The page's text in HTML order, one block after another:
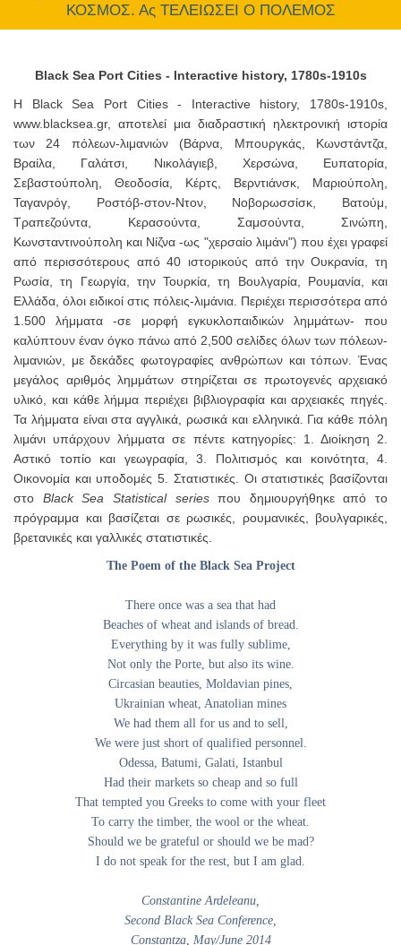
ΚΟΣΜΟΣ. Ας ΤΕΛΕΙΩΣΕΙ Ο ΠΟΛΕΜΟΣ
Black Sea Port Cities - Interactive history, 1780s-1910s
Η Black Sea Port Cities - Interactive history, 1780s-1910s,
www.blacksea.gr, αποτελεί μια διαδραστική ηλεκτρονική ιστορία
των 24 πόλεων-λιμανιών (Bάρνα, Μπουργκάς, Κωνστάντζα,
Βραίλα, Γαλάτσι, Νικολάγιεβ, Χερσώνα, Ευπατορία,
Σεβαστούπολη, Θεοδοσία, Κέρτς, Βερντιάνσκ, Μαριούπολη,
Ταγανρόγ, Ροστόβ-στον-Ντον, Νοβορωσσίσκ, Βατούμ,
Τραπεζούντα, Κερασούντα, Σαμσούντα, Σινώπη,
Κωνσταντινούπολη και Νίζνα -ως "χερσαίο λιμάνι") που έχει γραφεί
από περισσότερους από 40 ιστορικούς από την Ουκρανία, τη
Ρωσία, τη Γεωργία, την Τουρκία, τη Βουλγαρία, Ρουμανία, και
Ελλάδα, όλοι ειδικοί στις πόλεις-λιμάνια. Περιέχει περισσότερα από
1.500 λήμματα -σε μορφή εγκυκλοπαιδικών λημμάτων- που
καλύπτουν έναν όγκο πάνω από 2,500 σελίδες όλων των πόλεων-
λιμανιών, με δεκάδες φωτογραφίες ανθρώπων και τόπων. Ένας
μεγάλος αριθμός λημμάτων στηρίζεται σε πρωτογενές αρχειακό
υλικό, και κάθε λήμμα περιέχει βιβλιογραφία και αρχειακές πηγές.
Τα λήμματα είναι στα αγγλικά, ρωσικά και ελληνικά. Για κάθε πόλη
λιμάνι υπάρχουν λήμματα σε πέντε κατηγορίες: 1. Διοίκηση 2.
Αστικό τοπίο και γεωγραφία, 3. Πολιτισμός και κοινότητα, 4.
Οικονομία και υποδομές 5. Στατιστικές. Οι στατιστικές βασίζονται
στο Black Sea Statistical seriesπου δημιουργήθηκε από το
πρόγραμμα και βασίζεται σε ρωσικές, ρουμανικές, βουλγαρικές,
βρετανικές και γαλλικές στατιστικές.
The Poem of the Black Sea Project
There once was a sea that had
Beaches of wheat and islands of bread.
Everything by it was fully sublime,
Not only the Porte, but also its wine.
Circasian beauties, Moldavian pines,
Ukrainian wheat, Anatolian mines
We had them all for us and to sell,
We were just short of qualified personnel.
Odessa, Batumi, Galati, Istanbul
Had their markets so cheap and so full
That tempted you Greeks to come with your fleet
To carry the timber, the wool or the wheat.
Should we be grateful or should we be mad?
I do not speak for the rest, but I am glad.
Constantine Ardeleanu,
Second Black Sea Conference,
Constantza, May/June 2014